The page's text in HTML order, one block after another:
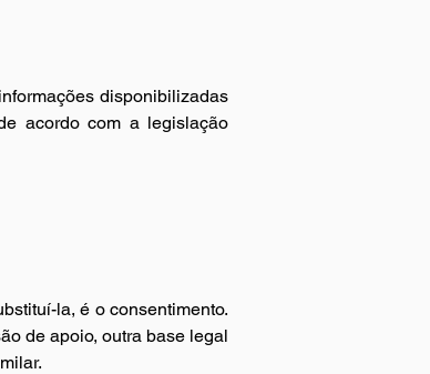
disponibilizadas
acordo com a legislação
la, é o consentimento.
de apoio, outra base legal